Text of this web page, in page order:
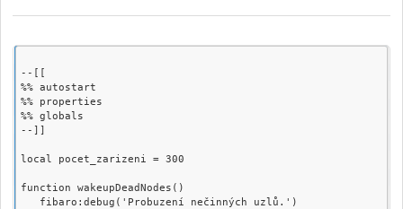
--[[
%% autostart
%% properties
%% globals
--]]
local pocet_zarizeni = 300
function wakeupDeadNodes()
   fibaro:debug('Probuzení nečinných uzlů.')